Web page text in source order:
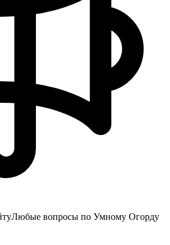
Любые вопросы по Умному Огорду